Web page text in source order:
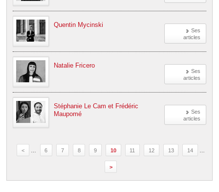
Ses
articles
Quentin Mycinski
Ses
articles
Natalie Fricero
Ses
articles
Stéphanie Le Cam et Frédéric
Maupomé
< 6 7 8 9 10 11 12 13 14
>